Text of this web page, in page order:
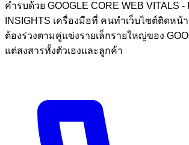
คำรบด้วย GOOGLE CORE WEB VITALS -
INSIGHTS เครื่องมือที่ คนทำเว็บไซต์ติดหน้
ต้องร่วงตามคู่แข่งรายเล็กรายใหญ่ของ
แต่สงสารทั้งตัวเองและลูกค้า